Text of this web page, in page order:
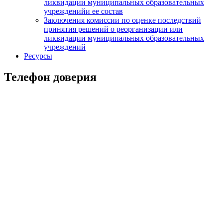
ликвидации муниципальных образовательных
учрежденийи ее состав
Заключения комиссии по оценке последствий
принятия решений о реорганизации или
ликвидации муниципальных образовательных
учреждений
Ресурсы
Телефон доверия